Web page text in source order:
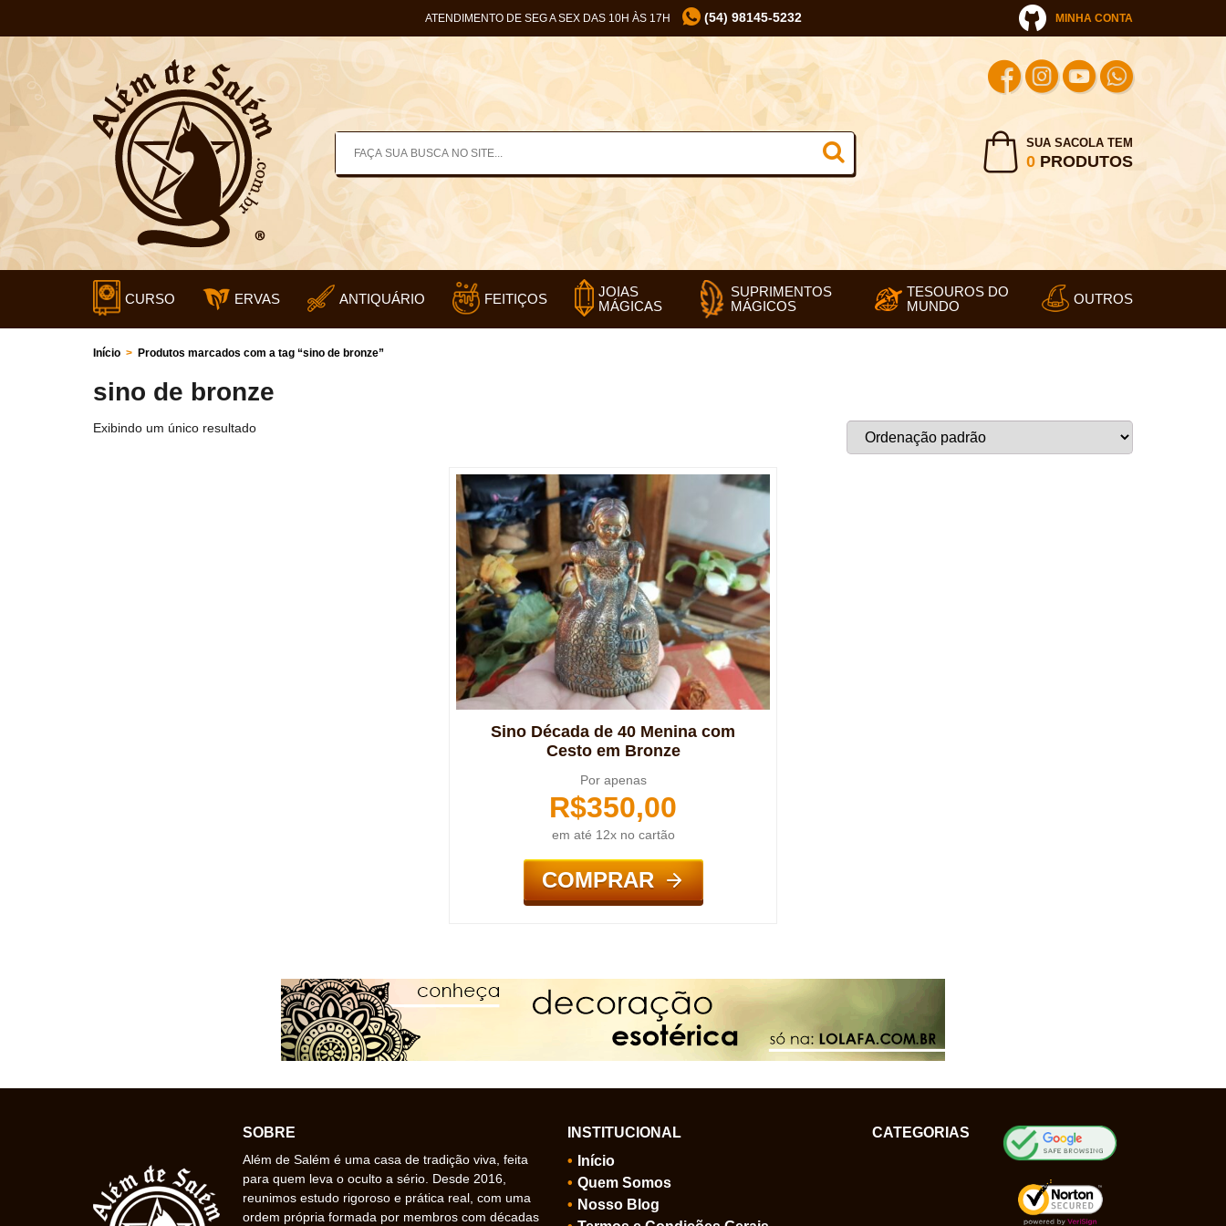
ATENDIMENTO DE SEG A SEX DAS 10H ÀS 17H (54) 98145-5232 MINHA CONTA
SUA SACOLA TEM
0PRODUTOS
CURSO ERVAS ANTIQUÁRIO FEITIÇOS
JOIAS
MÁGICAS
SUPRIMENTOS
MÁGICOS
TESOUROS DO
MUNDO
OUTROS
Início > Produtos marcados com a tag “sino de bronze”
sino de bronze
Exibindo um único resultado
Sino Década de 40 Menina com
Cesto em Bronze
Por apenas
R$350,00
em até 12x no cartão
COMPRAR
SOBRE
Além de Salém é uma casa de tradição viva, feita
para quem leva o oculto a sério. Desde 2016,
reunimos estudo rigoroso e prática real, com uma
ordem própria formada por membros com décadas
INSTITUCIONAL
Início
Quem Somos
Nosso Blog
CATEGORIAS